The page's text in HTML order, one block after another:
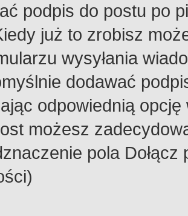
podpis do postu po
już to zrobisz
wysyłania
dodawać
odpowiednią
możesz
pola